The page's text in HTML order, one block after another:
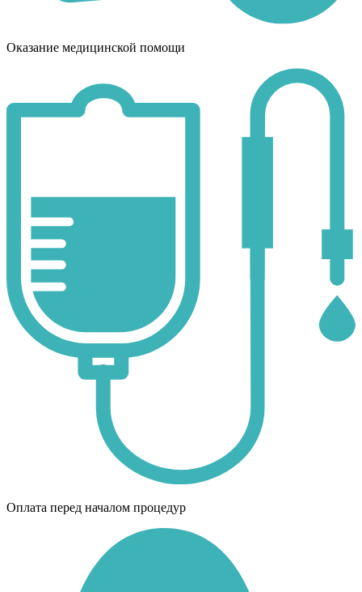
Оказание медицинской помощи
Оплата перед началом процедур